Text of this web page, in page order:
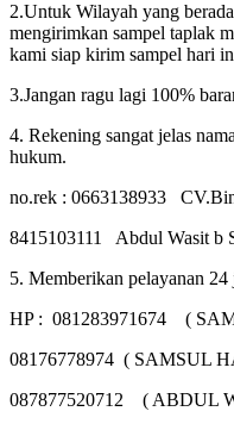
2.Untuk Wilayah yang
mengirimkan sampel taplak
kami siap kirim sampel hari
3.Jangan ragu lagi 100%
4. Rekening sangat jelas
hukum.
no.rek : 0663138933
8415103111 Abdul Wasit
5. Memberikan pelayanan 24
HP : 081283971674 (
08176778974 ( SAMSUL
087877520712 ( ABDUL